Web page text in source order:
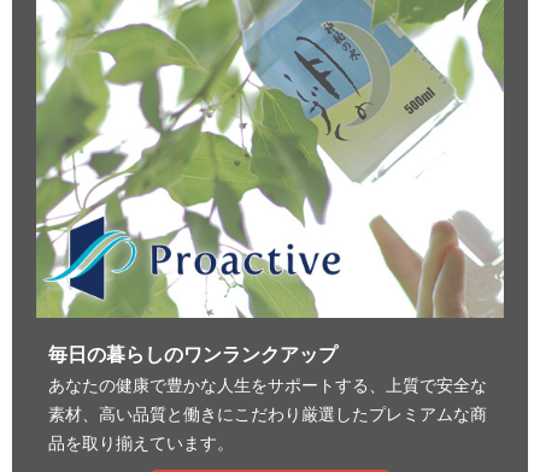
毎日の暮らしのワンランクアップ
あなたの健康で豊かな人生をサポートする、上質で安全な
素材、高い品質と働きにこだわり厳選したプレミアムな商
品を取り揃えています。